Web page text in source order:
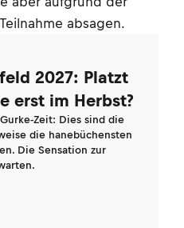
absagen.
2027: Platzt
erst im Herbst?
Zeit: Dies sind die
die hanebüchensten
Die Sensation zur